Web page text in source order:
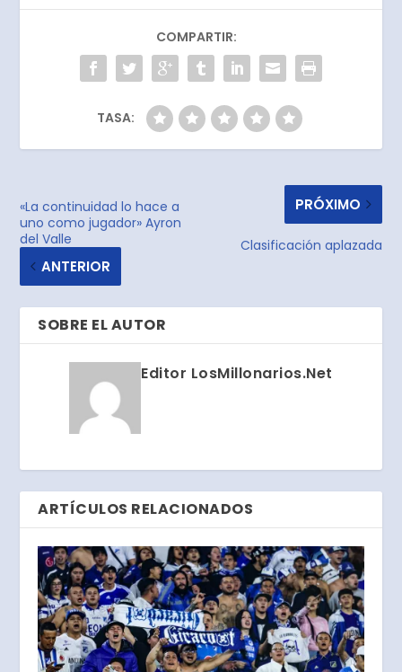
COMPARTIR:
TASA:
«La continuidad lo hace a
uno como jugador» Ayron
del Valle
ANTERIOR
PRÓXIMO
Clasificación aplazada
SOBRE EL AUTOR
Editor LosMillonarios.Net
ARTÍCULOS RELACIONADOS